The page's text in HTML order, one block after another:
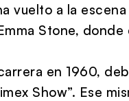
vuelto a la
Stone,
en 1960,
Show”. Ese